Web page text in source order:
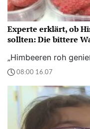
Experte erklärt, ob
sollten: Die bittere
„Himbeeren roh
08:00 16.07